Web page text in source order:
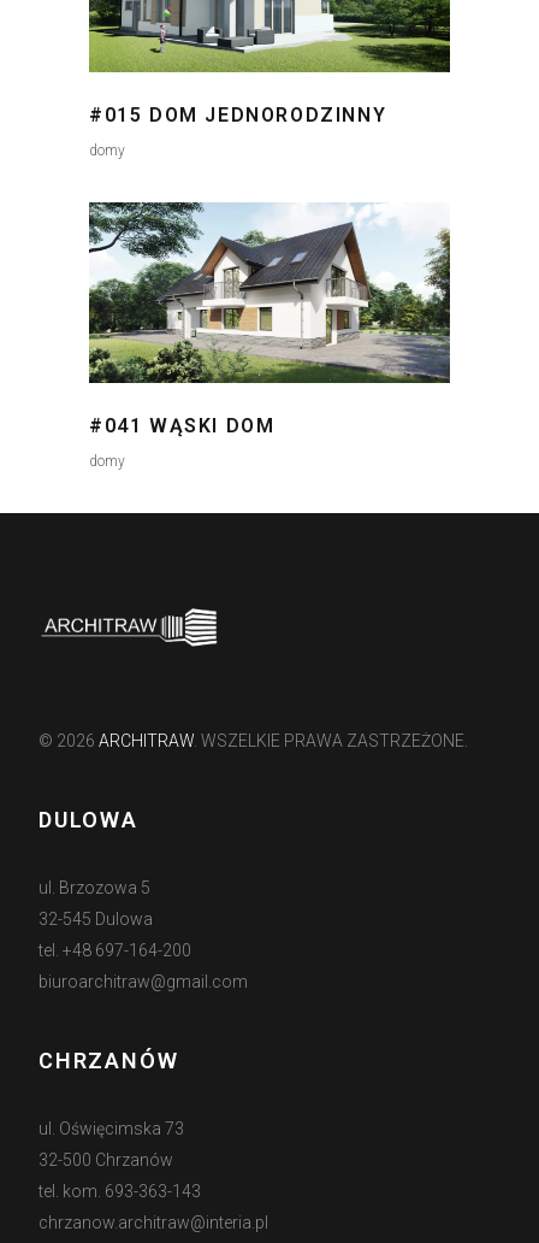
#015 DOM JEDNORODZINNY
domy
#041 WĄSKI DOM
domy
© 2026 ARCHITRAW . WSZELKIE PRAWA ZASTRZEŻONE.
DULOWA
ul. Brzozowa 5
32-545 Dulowa
tel. +48 697-164-200
biuroarchitraw@gmail.com
CHRZANÓW
ul. Oświęcimska 73
32-500 Chrzanów
tel. kom. 693-363-143
chrzanow.architraw@interia.pl